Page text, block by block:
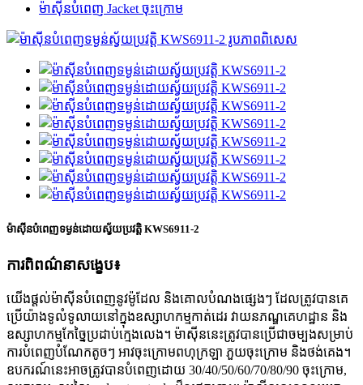
ម៉ាស៊ីនបំពេញ Jacket ចុះក្រោម
ម៉ាស៊ីនបំពេញទម្ងន់ដោយស្វ័យប្រវត្តិ KWS6911-2
ការពិពណ៌នាសង្ខេប៖
យើងផ្តល់ម៉ាស៊ីនបំពេញនូវម៉ូដែល និងគោលបំណងផ្សេងៗ ដែលត្រូវបានគេ
ប្រើយ៉ាងទូលំទូលាយនៅក្នុងឧស្សាហកម្មកាត់ដេរ វាយនភណ្ឌគេហដ្ឋាន និង
ឧស្សាហកម្មកែច្នៃប្រដាប់ក្មេងលេង។ ម៉ាស៊ីននេះត្រូវបានប្រើជាចម្បងសម្រាប់
ការបំពេញបំណែកតូចៗ អាវចុះក្រោមពហុក្រឡា ភួយចុះក្រោម និងថង់គេង។
ឧបករណ៍នេះអាចត្រូវបានបំពេញដោយ 30/40/50/60/70/80/90 ចុះក្រោម,